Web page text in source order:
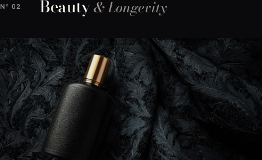
Nº 02 Beauty& Longevity